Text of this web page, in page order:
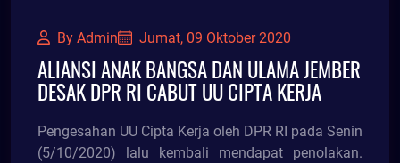
By Admin Jumat, 09 Oktober 2020
ALIANSI ANAK BANGSA DAN ULAMA JEMBER
DESAK DPR RI CABUT UU CIPTA KERJA
Pengesahan UU Cipta Kerja oleh DPR RI pada Senin
(5/10/2020) lalu kembali mendapat penolakan.